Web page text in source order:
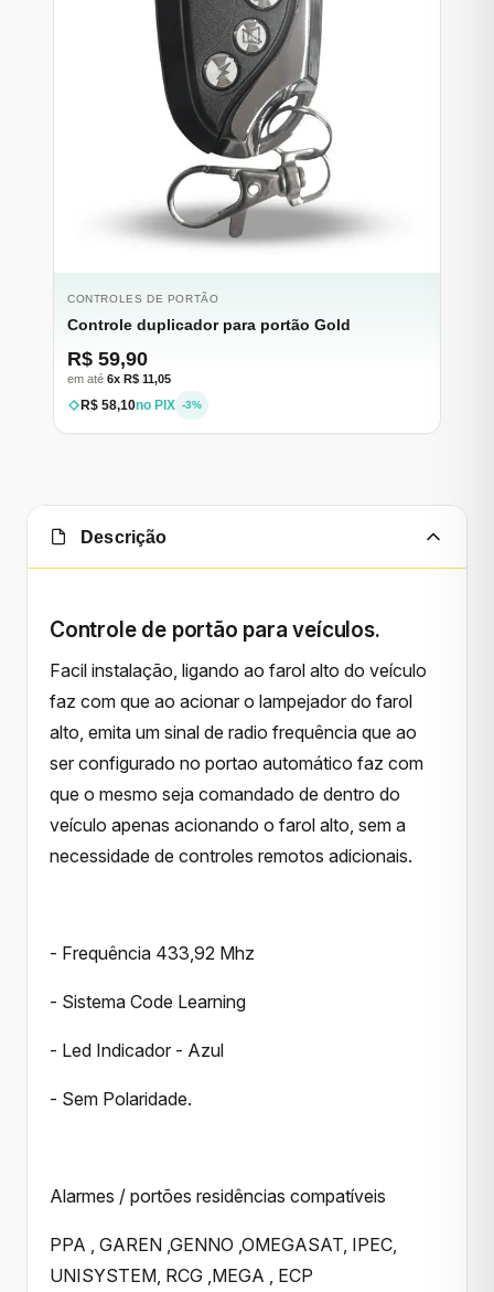
CONTROLES DE PORTÃO
Controle duplicador para portão Gold
R$ 59,90
em até 6x R$ 11,05
R$ 58,10no PIX -3%
Descrição
Controle de portão para veículos.
Facil instalação, ligando ao farol alto do veículo
faz com que ao acionar o lampejador do farol
alto, emita um sinal de radio frequência que ao
ser configurado no portao automático faz com
que o mesmo seja comandado de dentro do
veículo apenas acionando o farol alto, sem a
necessidade de controles remotos adicionais.
- Frequência 433,92 Mhz
- Sistema Code Learning
- Led Indicador - Azul
- Sem Polaridade.
Alarmes / portões residências compatíveis
PPA , GAREN ,GENNO ,OMEGASAT, IPEC,
UNISYSTEM, RCG ,MEGA , ECP